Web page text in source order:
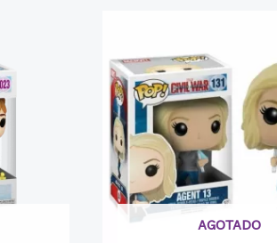
AGOTADO